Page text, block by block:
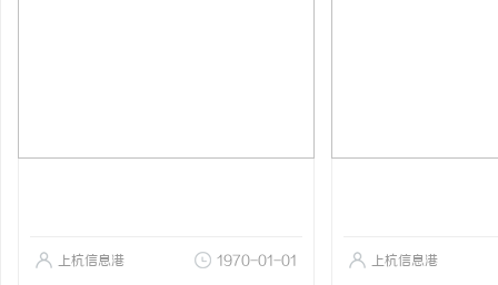
上杭信息港 1970-01-01 上杭信息港